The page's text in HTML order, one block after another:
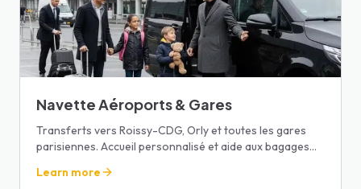
Navette Aéroports & Gares
Transferts vers Roissy-CDG, Orly et toutes les gares
parisiennes. Accueil personnalisé et aide aux bagages
Learn more